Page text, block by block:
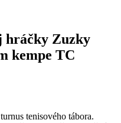
hráčky Zuzky
kempe TC
tenisového tábora.